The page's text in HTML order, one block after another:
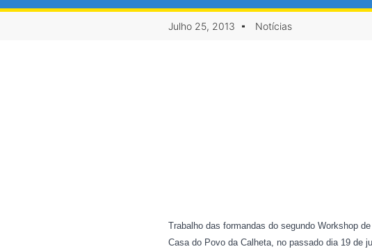
Julho 25, 2013 Notícias
Trabalho das formandas do segundo Workshop
Casa do Povo da Calheta, no passado dia 19 de